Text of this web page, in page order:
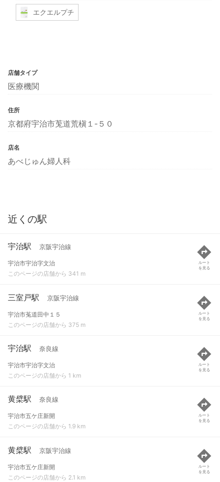
エクエルプチ
店舗タイプ
医療機関
住所
京都府宇治市莵道荒槇１-５０
店名
あべじゅん婦人科
近くの駅
宇治駅 京阪宇治線
宇治市宇治字文治
このページの店舗から 341 m
ルート
を見る
三室戸駅 京阪宇治線
宇治市菟道田中１５
このページの店舗から 375 m
ルート
を見る
宇治駅 奈良線
宇治市宇治字文治
このページの店舗から 1 km
ルート
を見る
黄檗駅 奈良線
宇治市五ケ庄新開
このページの店舗から 1.9 km
ルート
を見る
黄檗駅 京阪宇治線
宇治市五ケ庄新開
このページの店舗から 2.1 km
ルート
を見る